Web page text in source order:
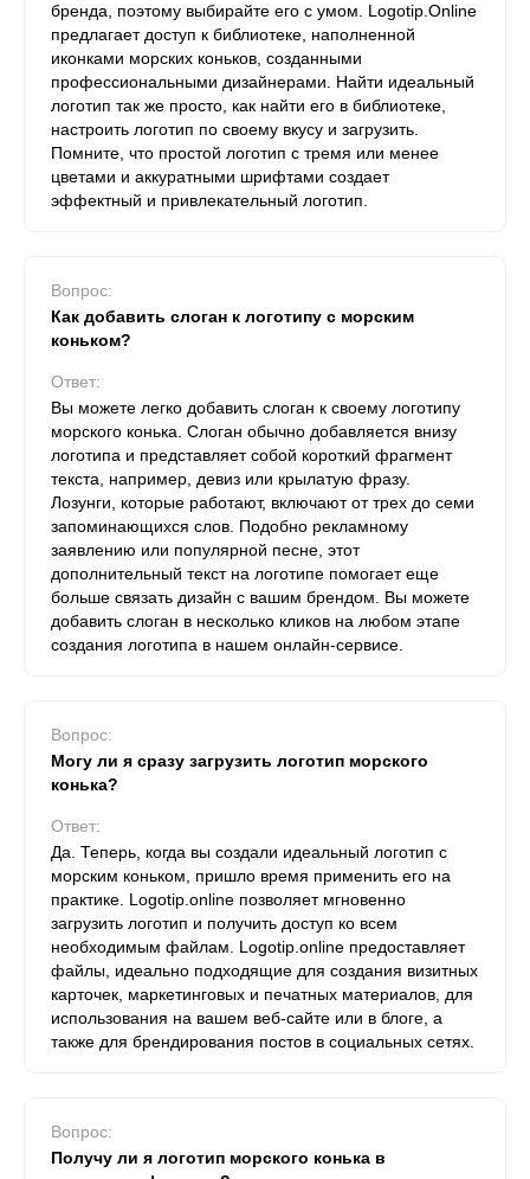
бренда, поэтому выбирайте его с умом. Logotip.Online
предлагает доступ к библиотеке, наполненной
иконками морских коньков, созданными
профессиональными дизайнерами. Найти идеальный
логотип так же просто, как найти его в библиотеке,
настроить логотип по своему вкусу и загрузить.
Помните, что простой логотип с тремя или менее
цветами и аккуратными шрифтами создает
эффектный и привлекательный логотип.
Вопрос:
Как добавить слоган к логотипу с морским
коньком?
Ответ:
Вы можете легко добавить слоган к своему логотипу
морского конька. Слоган обычно добавляется внизу
логотипа и представляет собой короткий фрагмент
текста, например, девиз или крылатую фразу.
Лозунги, которые работают, включают от трех до семи
запоминающихся слов. Подобно рекламному
заявлению или популярной песне, этот
дополнительный текст на логотипе помогает еще
больше связать дизайн с вашим брендом. Вы можете
добавить слоган в несколько кликов на любом этапе
создания логотипа в нашем онлайн-сервисе.
Вопрос:
Могу ли я сразу загрузить логотип морского
конька?
Ответ:
Да. Теперь, когда вы создали идеальный логотип с
морским коньком, пришло время применить его на
практике. Logotip.online позволяет мгновенно
загрузить логотип и получить доступ ко всем
необходимым файлам. Logotip.online предоставляет
файлы, идеально подходящие для создания визитных
карточек, маркетинговых и печатных материалов, для
использования на вашем веб-сайте или в блоге, а
также для брендирования постов в социальных сетях.
Вопрос:
Получу ли я логотип морского конька в